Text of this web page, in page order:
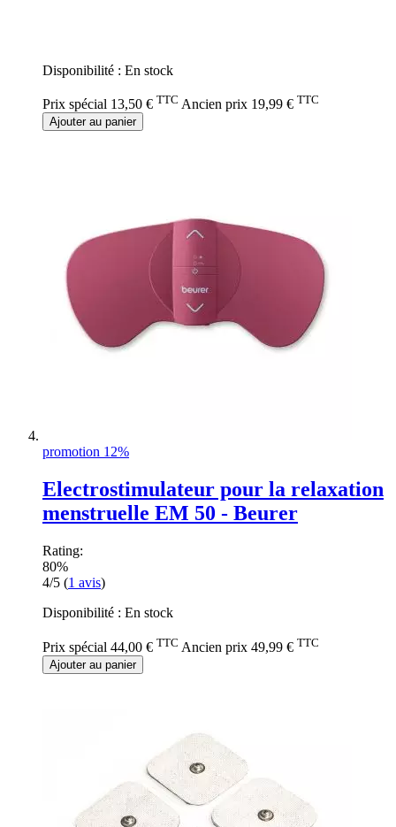
Disponibilité : En stock
Prix spécial 13,50 € TTC Ancien prix 19,99 € TTC
Ajouter au panier
promotion 12%
Electrostimulateur pour la relaxation
menstruelle EM 50 - Beurer
Rating:
80%
4/5 (1 avis)
Disponibilité : En stock
Prix spécial 44,00 € TTC Ancien prix 49,99 € TTC
Ajouter au panier